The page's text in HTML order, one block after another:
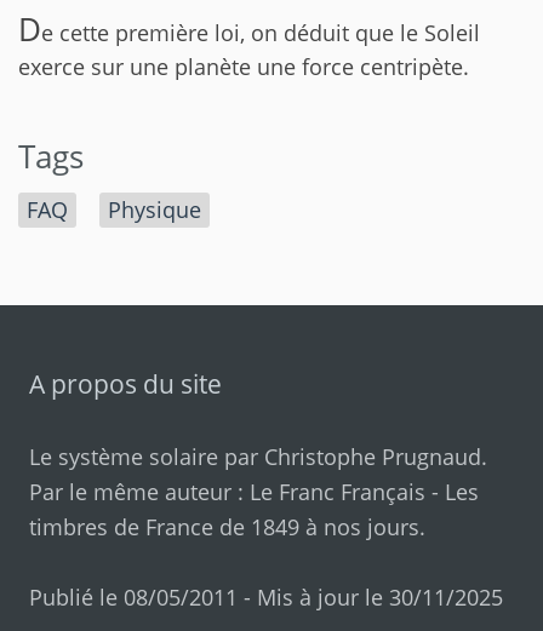
De cette première loi, on déduit que le Soleil
exerce sur une planète une force centripète.
Tags
FAQ Physique
A propos du site
Le système solaire par Christophe Prugnaud.
Par le même auteur : Le Franc Français - Les
timbres de France de 1849 à nos jours.
Publié le 08/05/2011 - Mis à jour le 30/11/2025